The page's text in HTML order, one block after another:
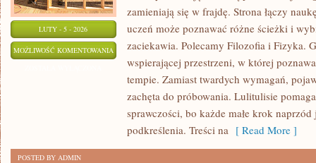
LUTY - 5 - 2026
MOŻLIWOŚĆ KOMENTOWANIA NAUKA
EDUKACJA
zamieniają się w frajdę. Strona łączy
uczeń może poznawać różne ścieżki i
zaciekawia. Polecamy Filozofia i Fizyka.
wspierającej przestrzeni, w której
tempie. Zamiast twardych wymagań,
zachęta do próbowania. Lulitulisie
sprawczości, bo każde małe krok
podkreślenia. Treści na [ Read More ]
POSTED BY ADMIN